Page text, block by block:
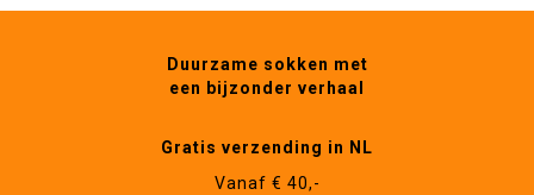
Duurzame sokken met
een bijzonder verhaal
Gratis verzending in NL
Vanaf € 40,-